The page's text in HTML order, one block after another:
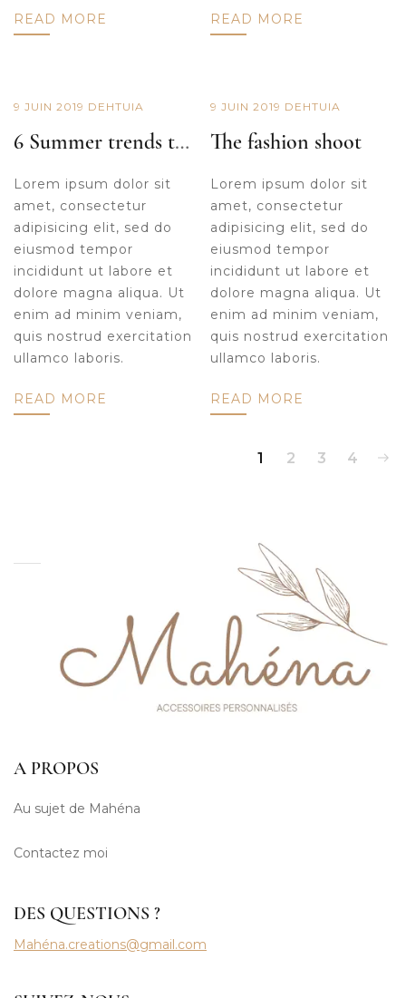
READ MORE READ MORE
9 JUIN 2019 DE HTUIA
6 Summer trends to try now
Lorem ipsum dolor sit
amet, consectetur
adipisicing elit, sed do
eiusmod tempor
incididunt ut labore et
dolore magna aliqua. Ut
enim ad minim veniam,
quis nostrud exercitation
ullamco laboris.
READ MORE
9 JUIN 2019 DE HTUIA
The fashion shoot
Lorem ipsum dolor sit
amet, consectetur
adipisicing elit, sed do
eiusmod tempor
incididunt ut labore et
dolore magna aliqua. Ut
enim ad minim veniam,
quis nostrud exercitation
ullamco laboris.
READ MORE
1 2 3 4
A PROPOS
Au sujet de Mahéna
Contactez moi
DES QUESTIONS ?
Mahéna.creations@gmail.com